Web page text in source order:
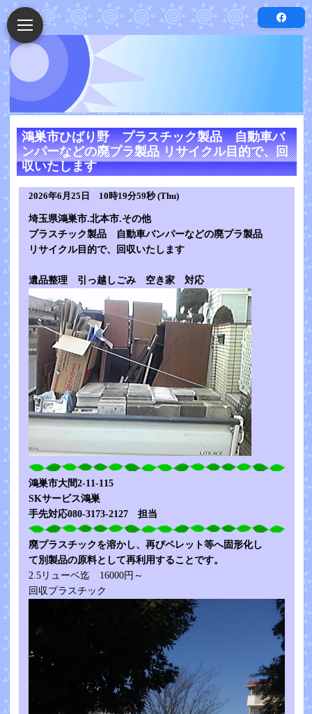
鴻巣市ひばり野 プラスチック製品 自動車バ
ンパーなどの廃プラ製品 リサイクル目的で、回
収いたします
2026年6月25日 10時19分59秒 (Thu)
埼玉県鴻巣市.北本市.その他
プラスチック製品 自動車バンパーなどの廃プラ製品
リサイクル目的で、回収いたします
遺品整理 引っ越しごみ 空き家 対応
鴻巣市大間2-11-115
SKサービス鴻巣
手先対応080-3173-2127 担当
廃プラスチックを溶かし、再びペレット等へ固形化し
て別製品の原料として再利用することです。
2.5リューベ迄 16000円～
回収プラスチック